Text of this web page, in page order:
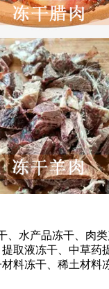
水产品冻干、肉
取液冻干、中草
料冻干、稀土材料